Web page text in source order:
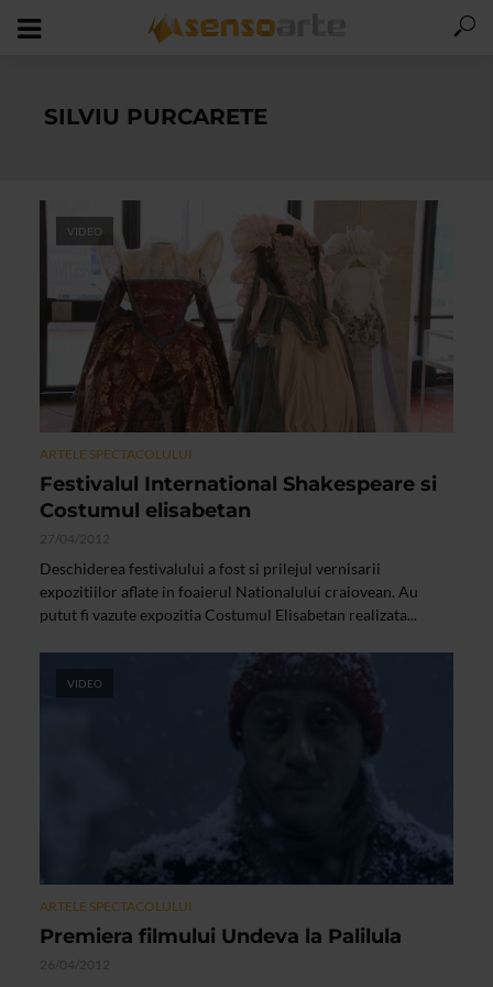
SILVIU PURCARETE
VIDEO
ARTELE SPECTACOLULUI
Festivalul International Shakespeare si
Costumul elisabetan
27/04/2012
Deschiderea festivalului a fost si prilejul vernisarii
expozitiilor aflate in foaierul Nationalului craiovean. Au
putut fi vazute expozitia Costumul Elisabetan realizata...
VIDEO
ARTELE SPECTACOLULUI
Premiera filmului Undeva la Palilula
26/04/2012